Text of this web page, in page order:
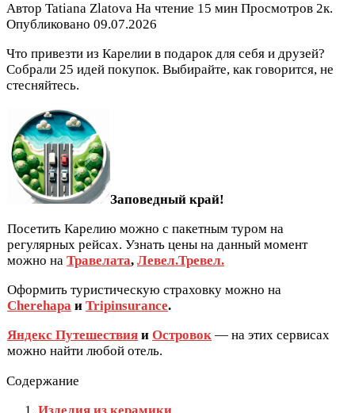
Автор Tatiana Zlatova На чтение 15 мин Просмотров 2к.
Опубликовано 09.07.2026
Что привезти из Карелии в подарок для себя и друзей?
Собрали 25 идей покупок. Выбирайте, как говорится, не
стесняйтесь.
Заповедный край!
Посетить Карелию можно с пакетным туром на
регулярных рейсах. Узнать цены на данный момент
можно на Травелата, Левел.Тревел.
Оформить туристическую страховку можно на
Cherehapa и Tripinsurance.
Яндекс Путешествия и Островок — на этих сервисах
можно найти любой отель.
Содержание